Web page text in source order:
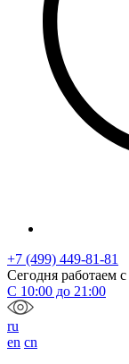
+7 (499) 449-81-81
Сегодня работаем с
С 10:00 до 21:00
ru
en cn